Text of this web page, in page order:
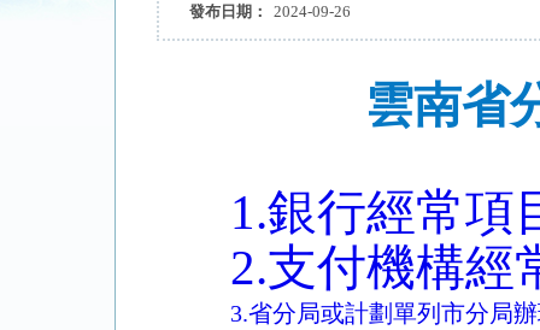
發布日期：
2024-09-26
雲南省
1.銀行經常項
2.支付機構經
3.省分局或計劃單列市分局